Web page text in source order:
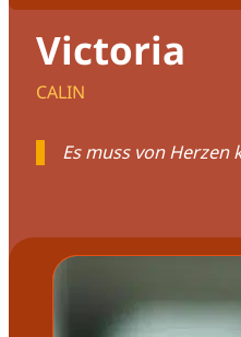
Victoria
CALIN
Es muss von